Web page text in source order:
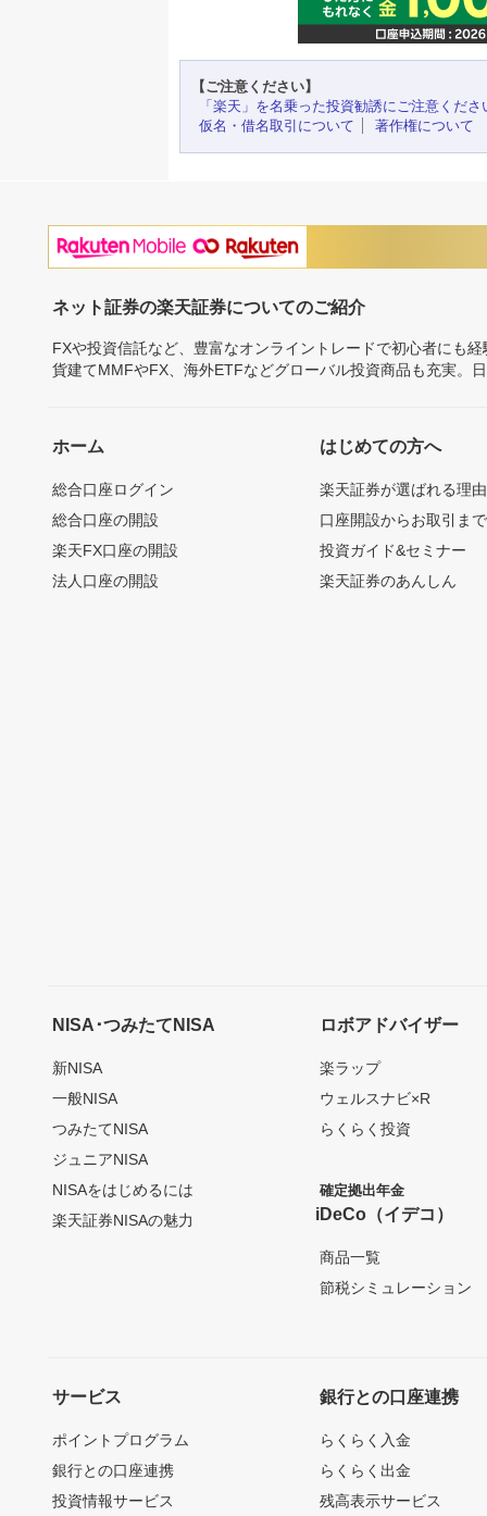
【ご注意ください】
「楽天」を名乗った投資勧誘にご注意くださ
仮名・借名取引について
著作権について
ネット証券の楽天証券についてのご紹介
FXや投資信託など、豊富なオンライントレードで初心者にも
貨建てMMFやFX、海外ETFなどグローバル投資商品も充実。
ホーム
総合口座ログイン
総合口座の開設
楽天FX口座の開設
法人口座の開設
はじめての方へ
楽天証券が選ばれる理由
口座開設からお取引ま
投資ガイド&セミナー
楽天証券のあんしん
NISA･つみたてNISA
新NISA
一般NISA
つみたてNISA
ジュニアNISA
NISAをはじめるには
楽天証券NISAの魅力
ロボアドバイザー
楽ラップ
ウェルスナビ×R
らくらく投資
確定拠出年金
iDeCo（イデコ）
商品一覧
節税シミュレーション
サービス
ポイントプログラム
銀行との口座連携
投資情報サービス
銀行との口座連携
らくらく入金
らくらく出金
残高表示サービス